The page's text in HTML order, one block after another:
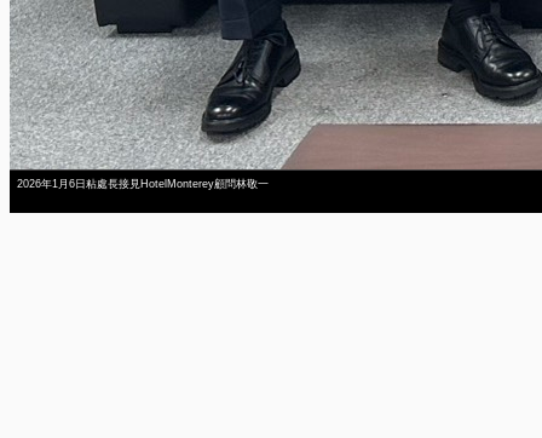
2026年1月6日粘處長接見HotelMonterey顧問林敬一